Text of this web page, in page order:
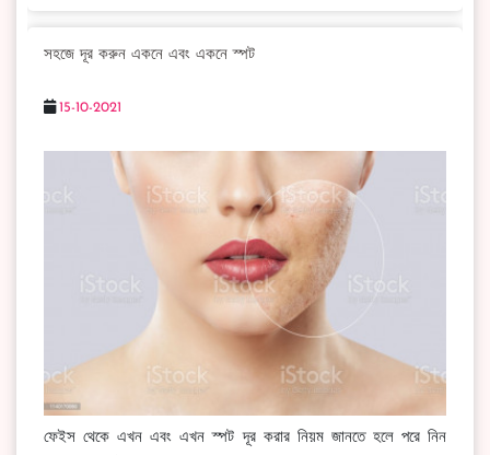
সহজে দূর করুন একনে এবং একনে স্পট
15-10-2021
ফেইস থেকে এখন এবং এখন স্পট দূর করার নিয়ম জানতে হলে পরে নিন